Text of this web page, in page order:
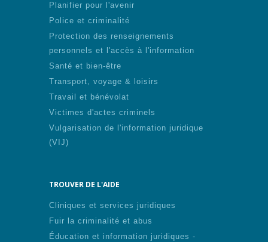
Planifier pour l'avenir
Police et criminalité
Protection des renseignements
personnels et l'accès à l'information
Santé et bien-être
Transport, voyage & loisirs
Travail et bénévolat
Victimes d'actes criminels
Vulgarisation de l'information juridique
(VIJ)
TROUVER DE L'AIDE
Cliniques et services juridiques
Fuir la criminalité et abus
Éducation et information juridiques -